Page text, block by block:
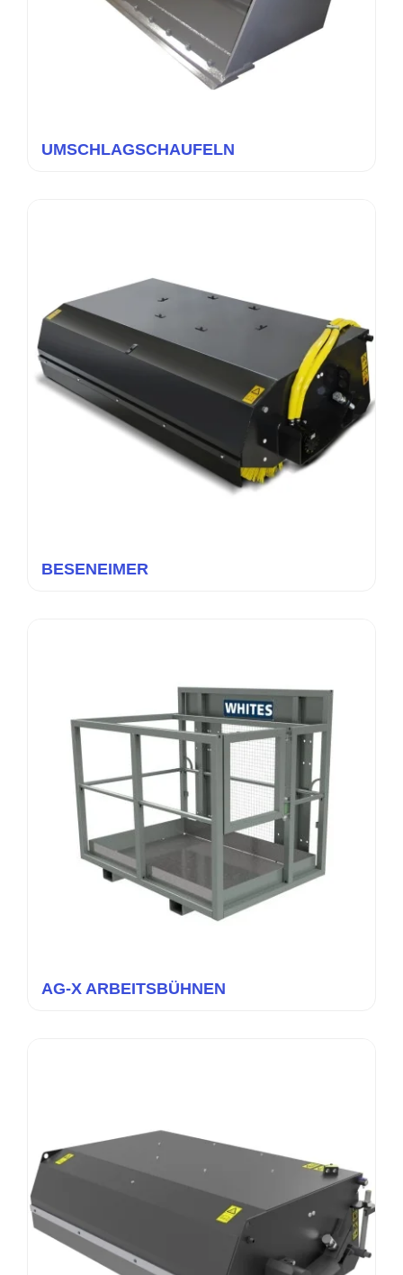
UMSCHLAGSCHAUFELN
BESENEIMER
AG-X ARBEITSBÜHNEN